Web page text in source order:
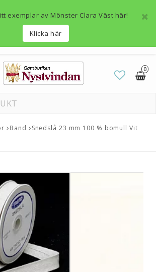
exemplar av Mönster Clara Väst här!
Klicka här
0
Band
Snedslå 23 mm 100 % bomull Vit